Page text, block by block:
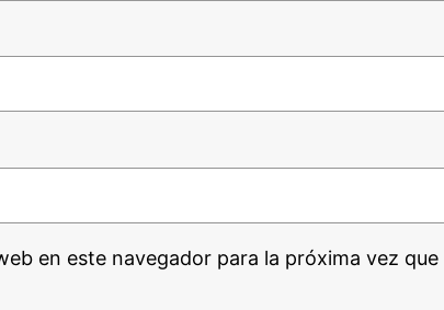
en este navegador para la próxima vez